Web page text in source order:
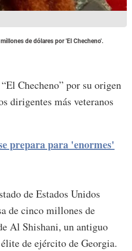
de dólares por 'El Checheno'.
Checheno” por su origen
dirigentes más veteranos
prepara para 'enormes'
de Estados Unidos
de cinco millones de
Al Shishani, un antiguo
de ejército de Georgia.